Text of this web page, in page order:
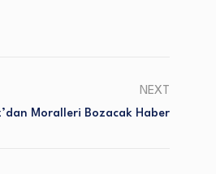
NEXT
Moralleri Bozacak Haber